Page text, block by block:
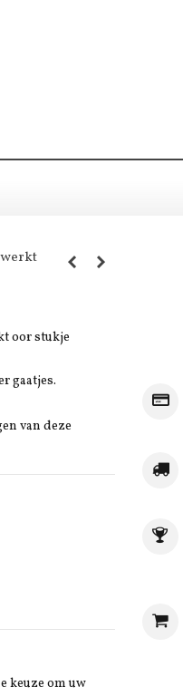
oor stukje
gaatjes.
van deze
keuze om uw